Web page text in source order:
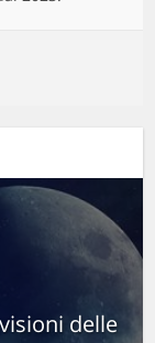
delle